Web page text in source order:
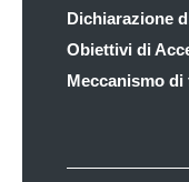
Dichiarazione
Obiettivi di
Meccanismo di